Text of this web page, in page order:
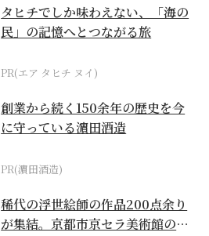
タヒチでしか味わえない、「海の
民」の記憶へとつながる旅
PR(エア タヒチ ヌイ)
創業から続く150余年の歴史を今
に守っている濵田酒造
PR(濵田酒造)
稀代の浮世絵師の作品200点余り
が集結。京都市京セラ美術館の